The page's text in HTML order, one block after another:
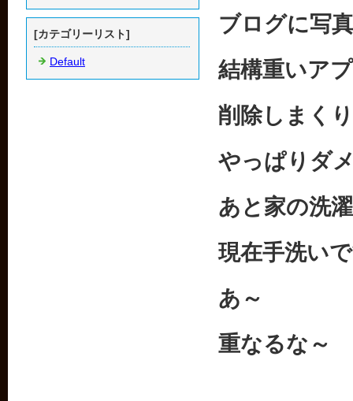
ブログに写
結構重いア
削除しまく
やっぱりダ
あと家の洗
現在手洗い
あ～
重なるな～
[カテゴリーリスト]
Default